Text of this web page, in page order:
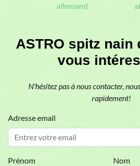
allemand
ASTRO spitz nain
vous
N'hésitez pas à nous contacter,
rapidement!
Adresse email
Prénom Nom